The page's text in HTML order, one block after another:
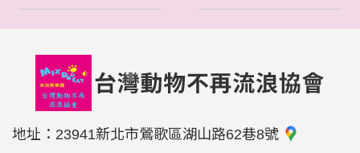
地址： 23941新北市鶯歌區湖山路62巷8號